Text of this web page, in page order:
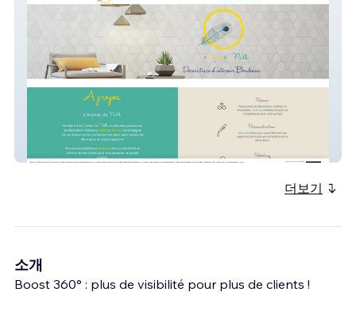
L'Atelier de Nath - Bordeaux
더보기
소개
Boost 360° : plus de visibilité pour plus de clients !